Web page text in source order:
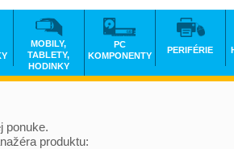
ponuke.
produktu:
MOBILY,
TABLETY,
HODINKY
PC
KOMPONENTY
PERIFÉRIE